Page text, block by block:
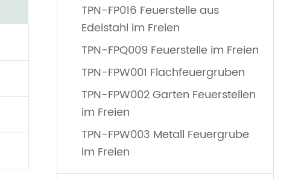
TPN-FP016 Feuerstelle aus
Edelstahl im Freien
TPN-FPQ009 Feuerstelle im Freien
TPN-FPW001 Flachfeuergruben
TPN-FPW002 Garten Feuerstellen
im Freien
TPN-FPW003 Metall Feuergrube
im Freien